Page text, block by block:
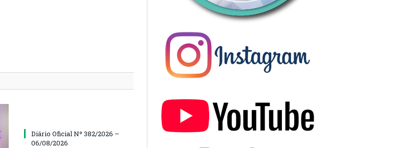
Diário Oficial Nº 382/2026 –
06/08/2026